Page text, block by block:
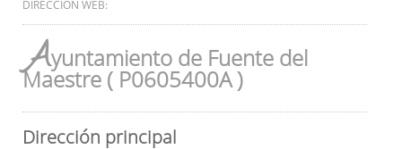
DIRECCIÓN WEB:
Ayuntamiento de Fuente del
Maestre ( P0605400A )
Dirección principal